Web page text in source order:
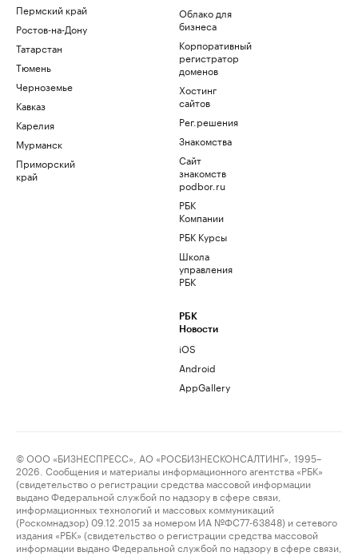
Пермский край
Ростов-на-Дону
Татарстан
Тюмень
Черноземье
Кавказ
Карелия
Мурманск
Приморский
край
Облако для
бизнеса
Корпоративный
регистратор
доменов
Хостинг
сайтов
Рег.решения
Знакомства
Сайт
знакомств
podbor.ru
РБК
Компании
РБК Курсы
Школа
управления
РБК
РБК
Новости
iOS
Android
AppGallery
© ООО «БИЗНЕСПРЕСС», АО «РОСБИЗНЕСКОНСАЛТИНГ», 1995–
2026. Сообщения и материалы информационного агентства «РБК»
(свидетельство о регистрации средства массовой информации
выдано Федеральной службой по надзору в сфере связи,
информационных технологий и массовых коммуникаций
(Роскомнадзор) 09.12.2015 за номером ИА №ФС77-63848) и сетевого
издания «РБК» (свидетельство о регистрации средства массовой
информации выдано Федеральной службой по надзору в сфере связи,